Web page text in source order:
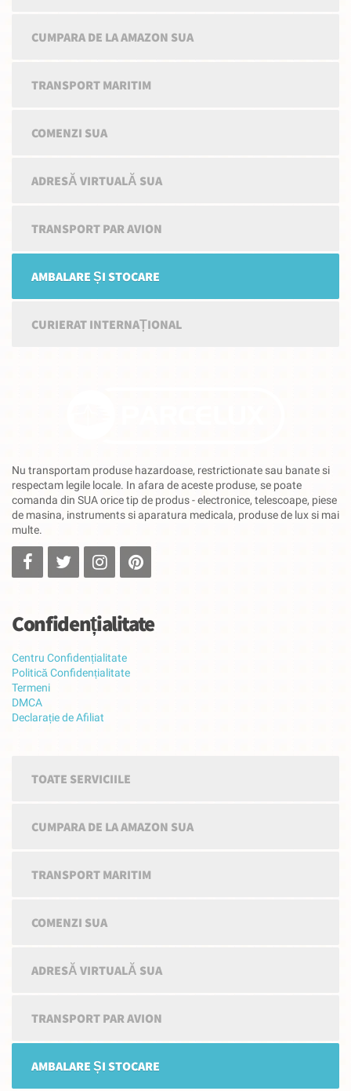
CUMPARA DE LA AMAZON SUA
TRANSPORT MARITIM
COMENZI SUA
ADRESĂ VIRTUALĂ SUA
TRANSPORT PAR AVION
AMBALARE ȘI STOCARE
CURIERAT INTERNAȚIONAL
Nu transportam produse hazardoase, restrictionate sau banate si
respectam legile locale. In afara de aceste produse, se poate
comanda din SUA orice tip de produs - electronice, telescoape, piese
de masina, instruments si aparatura medicala, produse de lux si mai
multe.
Confidențialitate
Centru Confidențialitate
Politică Confidențialitate
Termeni
DMCA
Declarație de Afiliat
TOATE SERVICIILE
CUMPARA DE LA AMAZON SUA
TRANSPORT MARITIM
COMENZI SUA
ADRESĂ VIRTUALĂ SUA
TRANSPORT PAR AVION
AMBALARE ȘI STOCARE